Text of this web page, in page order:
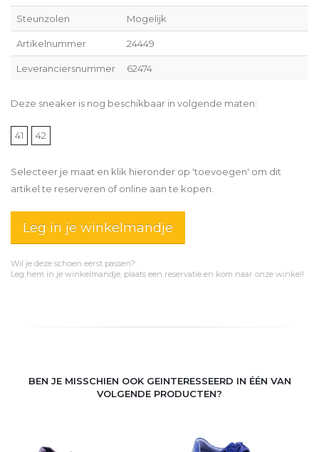
Steunzolen Mogelijk
Artikelnummer 24449
Leveranciersnummer 62474
Deze sneaker is nog beschikbaar in volgende maten:
41 42
Selecteer je maat en klik hieronder op 'toevoegen' om dit
artikel te reserveren of online aan te kopen.
Leg in je winkelmandje
Wil je deze schoen eerst passen?
Leg hem in je winkelmandje, plaats een reservatie en kom naar onze winkel!
BEN JE MISSCHIEN OOK GEINTERESSEERD IN ÉÉN VAN
VOLGENDE PRODUCTEN?